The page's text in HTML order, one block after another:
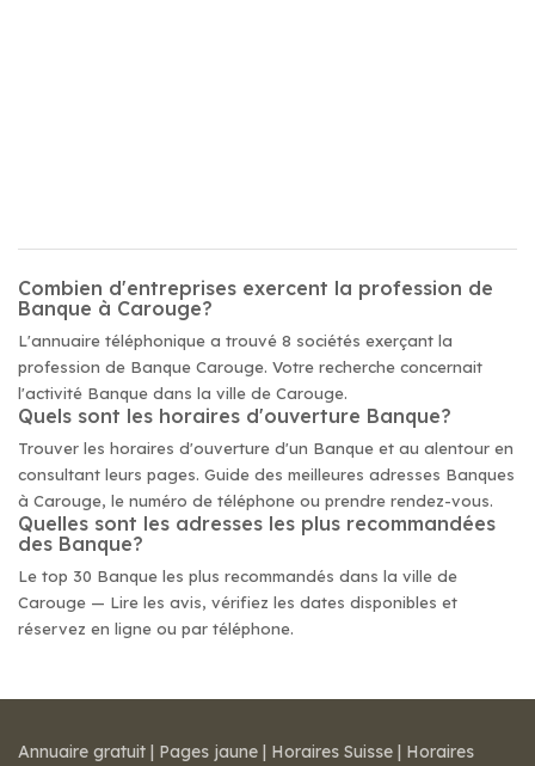
Combien d'entreprises exercent la profession de
Banque à Carouge?
L'annuaire téléphonique a trouvé 8 sociétés exerçant la
profession de Banque Carouge. Votre recherche concernait
l'activité Banque dans la ville de Carouge.
Quels sont les horaires d'ouverture Banque?
Trouver les horaires d'ouverture d'un Banque et au alentour en
consultant leurs pages. Guide des meilleures adresses Banques
à Carouge, le numéro de téléphone ou prendre rendez-vous.
Quelles sont les adresses les plus recommandées
des Banque?
Le top 30 Banque les plus recommandés dans la ville de
Carouge — Lire les avis, vérifiez les dates disponibles et
réservez en ligne ou par téléphone.
Annuaire gratuit | Pages jaune | Horaires Suisse | Horaires